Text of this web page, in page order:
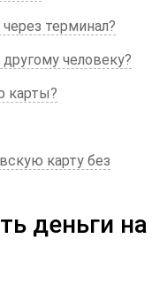
терминал?
человеку?
карты?
карту без
деньги на